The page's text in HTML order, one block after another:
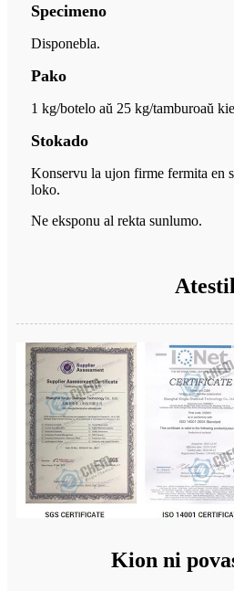
Specimeno
Disponebla.
Pako
1 kg/botelo aŭ 25 kg/tamburoaŭ
Stokado
Konservu la ujon firme fermita en
loko.
Ne eksponu al rekta sunlumo.
Kion ni